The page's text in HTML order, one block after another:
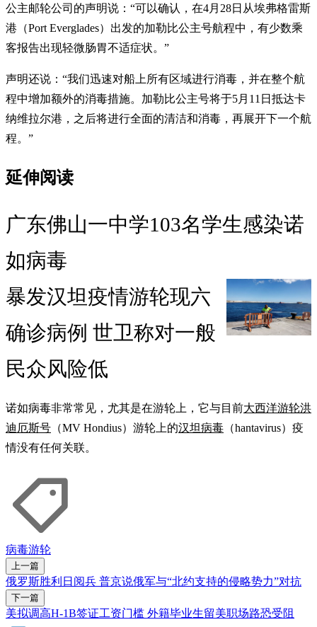
公主邮轮公司的声明说：“可以确认，在4月28日从埃弗格雷斯
港（Port Everglades）出发的加勒比公主号航程中，有少数乘
客报告出现轻微肠胃不适症状。”
声明还说：“我们迅速对船上所有区域进行消毒，并在整个航
程中增加额外的消毒措施。加勒比公主号将于5月11日抵达卡
纳维拉尔港，之后将进行全面的清洁和消毒，再展开下一个航
程。”
延伸阅读
广东佛山一中学103名学生感染诺
如病毒
暴发汉坦疫情游轮现六
确诊病例 世卫称对一般
民众风险低
诺如病毒非常常见，尤其是在游轮上，它与目前大西洋游轮洪
迪厄斯号 （MV Hondius）游轮上的汉坦病毒 （hantavirus）疫
情没有任何关联。
病毒游轮
上一篇
俄罗斯胜利日阅兵 普京说俄军与“北约支持的侵略势力”对抗
下一篇
美拟调高H-1B签证工资门槛 外籍毕业生留美职场路恐受阻